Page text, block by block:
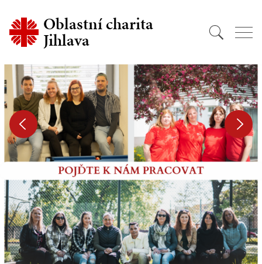
Oblastní charita
Jihlava